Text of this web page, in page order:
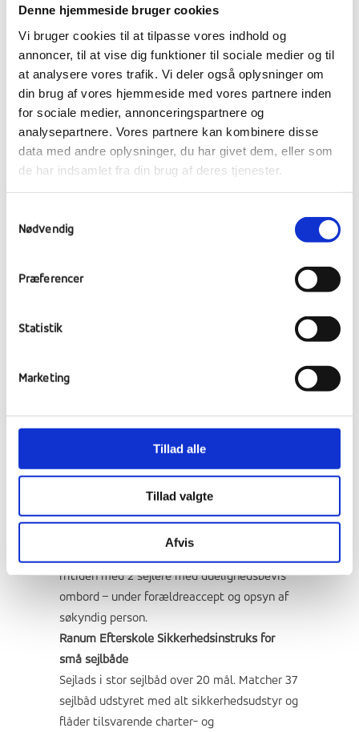
Denne hjemmeside bruger cookies
Vi bruger cookies til at tilpasse vores indhold og
annoncer, til at vise dig funktioner til sociale medier og til
at analysere vores trafik. Vi deler også oplysninger om
din brug af vores hjemmeside med vores partnere inden
for sociale medier, annonceringspartnere og
analysepartnere. Vores partnere kan kombinere disse
data med andre oplysninger, du har givet dem, eller som
de har indsamlet fra din brug af deres tjenester.
Nødvendig
Præferencer
Statistik
Marketing
Tillad alle
Tillad valgte
Afvis
forefindes på:
Bekendtgørelse om mindre fartøjer der
medtager op til 12 passagerer
Kano og kajak – særskilt tilladelse og
vurdering ved hvert udlån / udleje. Vi
forventer at se en kopi af indholdsplan for
institutioner, som viser ansvar og
kvalificerede instruktører / lærere. Private
sikkerhedsinstruks
Sejlads i små sejlbåde under 20 mål: 6
skolebåde og er synkefrie. De er testet og
flyder efteråret 2011 og foråret 2012. Udstyret
som udlejningsfartøj med alt
sikkerhedsudstyr til regulativet.
Svømmeprøve af elever. Undervisning i
duelighedsbevis, og praktisk sejlads.
fritiden med 2 sejlere med duelighedsbevis
ombord – under forældreaccept og opsyn af
søkyndig person.
Ranum Efterskole Sikkerhedsinstruksfor
små sejlbåde
Sejlads i stor sejlbåd over 20 mål. Matcher 37
sejlbåd udstyret med alt sikkerhedsudstyr og
flåder tilsvarende charter- og